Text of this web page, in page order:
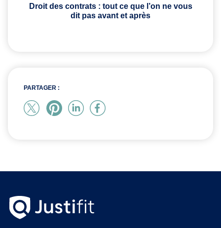
Droit des contrats : tout ce que l’on ne vous
dit pas avant et après
PARTAGER :